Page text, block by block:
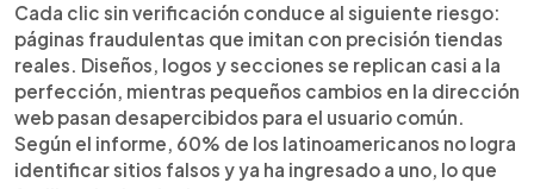
Cada clic sin verificación conduce al siguiente riesgo:
páginas fraudulentas que imitan con precisión tiendas
reales. Diseños, logos y secciones se replican casi a la
perfección, mientras pequeños cambios en la dirección
web pasan desapercibidos para el usuario común.
Según el informe, 60% de los latinoamericanos no logra
identificar sitios falsos y ya ha ingresado a uno, lo que